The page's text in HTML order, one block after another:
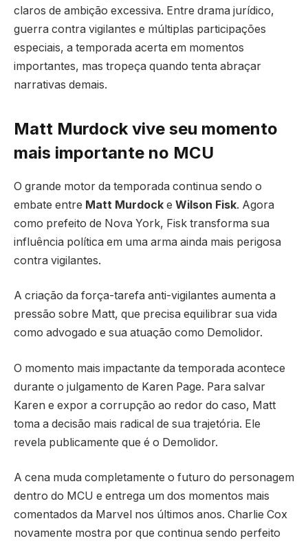
claros de ambição excessiva. Entre drama jurídico,
guerra contra vigilantes e múltiplas participações
especiais, a temporada acerta em momentos
importantes, mas tropeça quando tenta abraçar
narrativas demais.
Matt Murdock vive seu momento
mais importante no MCU
O grande motor da temporada continua sendo o
embate entre Matt Murdock e Wilson Fisk. Agora
como prefeito de Nova York, Fisk transforma sua
influência política em uma arma ainda mais perigosa
contra vigilantes.
A criação da força-tarefa anti-vigilantes aumenta a
pressão sobre Matt, que precisa equilibrar sua vida
como advogado e sua atuação como Demolidor.
O momento mais impactante da temporada acontece
durante o julgamento de Karen Page. Para salvar
Karen e expor a corrupção ao redor do caso, Matt
toma a decisão mais radical de sua trajetória. Ele
revela publicamente que é o Demolidor.
A cena muda completamente o futuro do personagem
dentro do MCU e entrega um dos momentos mais
comentados da Marvel nos últimos anos. Charlie Cox
novamente mostra por que continua sendo perfeito